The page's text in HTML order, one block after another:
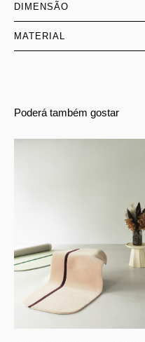
DIMENSÃO
MATERIAL
Poderá também gostar